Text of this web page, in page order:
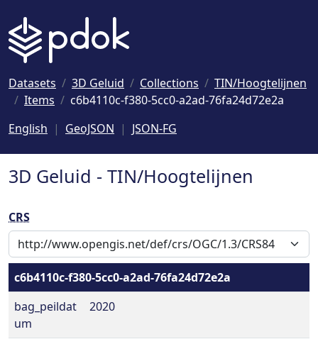
Datasets 3D Geluid Collections
TIN/Hoogtelijnen
Items
c6b4110c-f380-5cc0-a2ad-76fa24d72e2a
English
GeoJSON JSON-FG
3D Geluid - TIN/Hoogtelijnen
CRS
c6b4110c-f380-5cc0-a2ad-76fa24d72e2a
bag_peildat
um
2020